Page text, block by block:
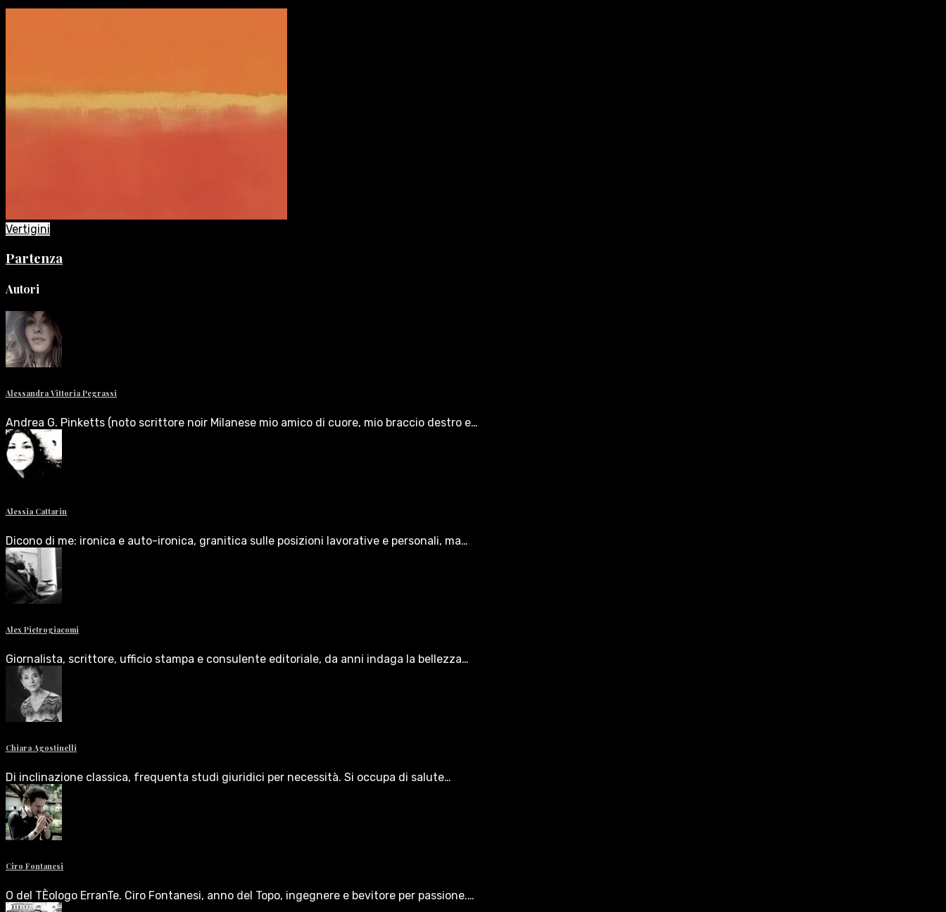
Vertigini
Partenza
Autori
Alessandra Vittoria Pegrassi
Andrea G. Pinketts (noto scrittore noir Milanese mio amico di cuore, mio braccio destro e…
Alessia Cattarin
Dicono di me: ironica e auto-ironica, granitica sulle posizioni lavorative e personali, ma…
Alex Pietrogiacomi
Giornalista, scrittore, ufficio stampa e consulente editoriale, da anni indaga la bellezza…
Chiara Agostinelli
Di inclinazione classica, frequenta studi giuridici per necessità. Si occupa di salute…
Ciro Fontanesi
O del TÈologo ErranTe. Ciro Fontanesi, anno del Topo, ingegnere e bevitore per passione.…